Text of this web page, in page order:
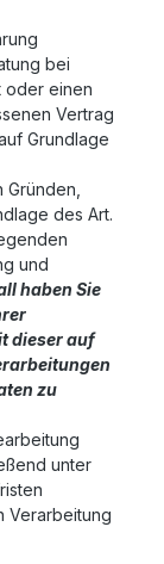
bei
oder einen
Vertrag
Grundlage
des Art.
und
haben Sie
dieser auf
zu
unter
Verarbeitung